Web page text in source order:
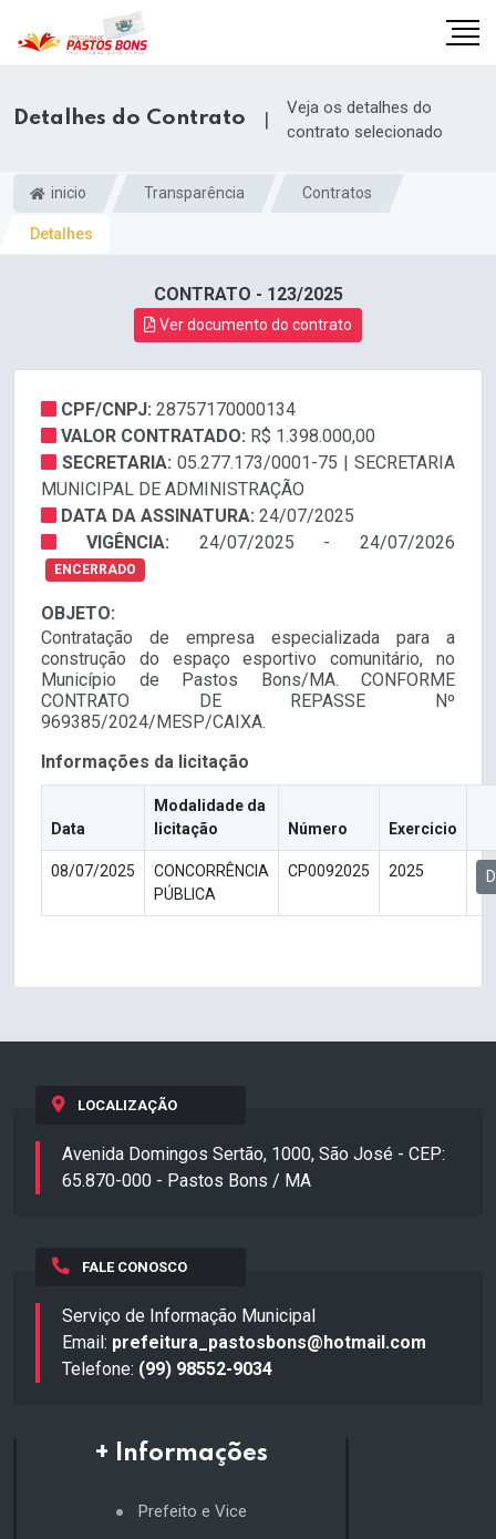
Detalhes do Contrato |
Veja os detalhes do
contrato selecionado
inicio Transparência Contratos
Detalhes
CONTRATO - 123/2025
Ver documento do contrato
CPF/CNPJ: 28757170000134
VALOR CONTRATADO: R$ 1.398.000,00
SECRETARIA: 05.277.173/0001-75 | SECRETARIA
MUNICIPAL DE ADMINISTRAÇÃO
DATA DA ASSINATURA: 24/07/2025
VIGÊNCIA: 24/07/2025 - 24/07/2026
ENCERRADO
OBJETO:
Contratação de empresa especializada para a
construção do espaço esportivo comunitário, no
Município de Pastos Bons/MA. CONFORME
CONTRATO DE REPASSE Nº
969385/2024/MESP/CAIXA.
Informações da licitação
Data
Modalidade da
licitação
Número Exercicio
08/07/2025
CONCORRÊNCIA
PÚBLICA
CP0092025 2025
LOCALIZAÇÃO
Avenida Domingos Sertão, 1000, São José - CEP:
65.870-000 - Pastos Bons / MA
FALE CONOSCO
Serviço de Informação Municipal
Email: prefeitura_pastosbons@hotmail.com
Telefone: (99) 98552-9034
+ Informações
Prefeito e Vice